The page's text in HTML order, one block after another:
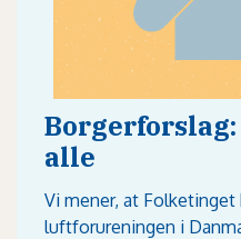
alle
Vi mener, at
luftforureningen i